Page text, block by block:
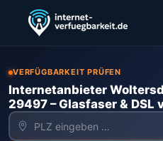
VERFÜGBARKEIT PRÜFEN
Internetanbieter
29497 – Glasfaser & DSL